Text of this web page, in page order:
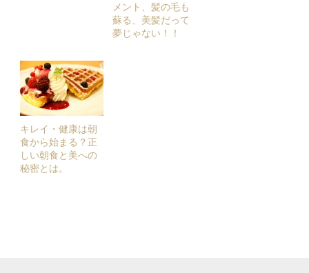
メント、髪の毛も
蘇る、美髪だって
夢じゃない！！
キレイ・健康は朝
食から始まる？正
しい朝食と美への
秘密とは。